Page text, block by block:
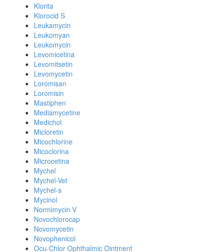
Klorita
Klorocid S
Leukamycin
Leukomyan
Leukomycin
Levomicetina
Levomitsetin
Levomycetin
Loromisan
Loromisin
Mastiphen
Mediamycetine
Medichol
Micloretin
Micochlorine
Micoclorina
Microcetina
Mychel
Mychel-Vet
Mychel-s
Mycinol
Normimycin V
Novochlorocap
Novomycetin
Novophenicol
Ocu-Chlor Ophthalmic Ointment